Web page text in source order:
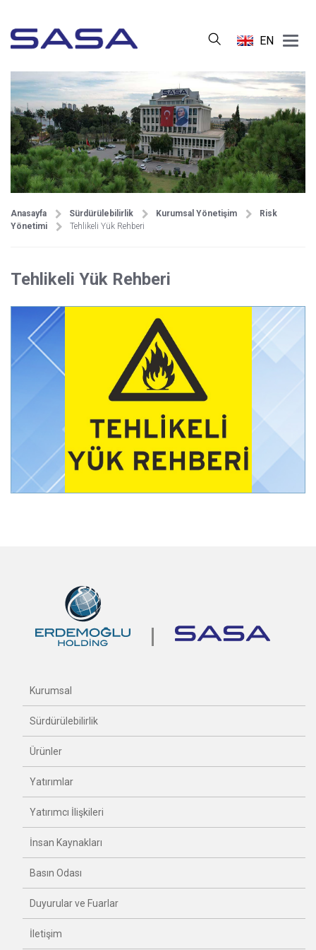
EN
Main
Menu
Anasayfa Sürdürülebilirlik Kurumsal Yönetişim
Risk
Yönetimi
Tehlikeli Yük Rehberi
Tehlikeli Yük Rehberi
Kurumsal
Sürdürülebilirlik
Ürünler
Yatırımlar
Yatırımcı İlişkileri
İnsan Kaynakları
Basın Odası
Duyurular ve Fuarlar
İletişim